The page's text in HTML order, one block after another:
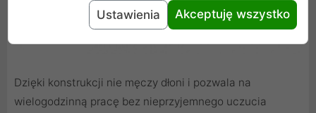
Dzięki konstrukcji nie męczy dłoni i pozwala na
wielogodzinną pracę bez nieprzyjemnego uczucia
Ustawienia Akceptuję wszystko